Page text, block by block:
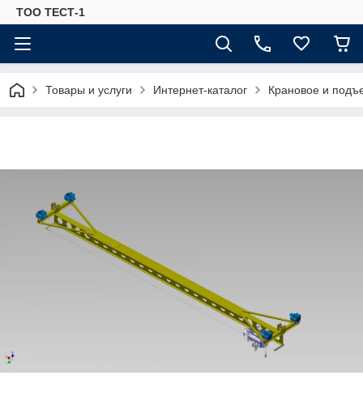
ТОО ТЕСТ-1
Товары и услуги Интернет-каталог Крановое и